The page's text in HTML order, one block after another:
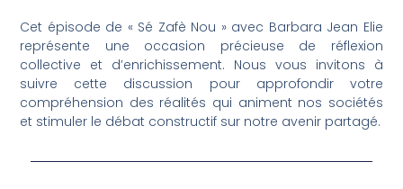
Cet épisode de « Sé Zafè Nou » avec Barbara Jean Elie
représente une occasion précieuse de réflexion
collective et d’enrichissement. Nous vous invitons à
suivre cette discussion pour approfondir votre
compréhension des réalités qui animent nos sociétés
et stimuler le débat constructif sur notre avenir partagé.